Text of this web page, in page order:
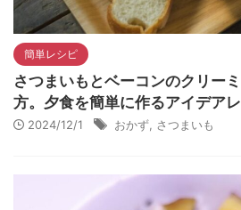
簡単レシピ
さつまいもとベーコンのクリー
方。夕食を簡単に作るアイデアレ
2024/12/1 おかず さつまいも